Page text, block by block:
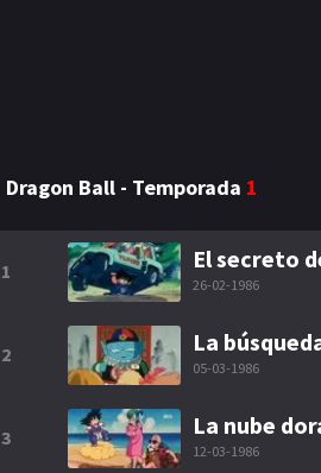
Dragon Ball - Temporada 1
1 El secreto
26-02-1986
2 La
05-03-1986
3 La nube
12-03-1986